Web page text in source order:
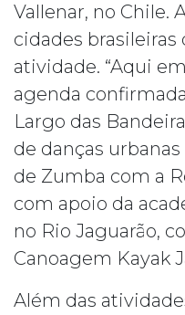
Vallenar, no Chile.
cidades
atividade. “Aqui
agenda
Largo das
de danças
de Zumba com a
com apoio da
no Rio Jaguarão,
Canoagem Kayak
Além das